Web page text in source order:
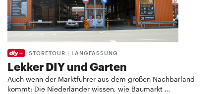
STORETOUR | LANGFASSUNG
Lekker DIY und Garten
Auch wenn der Marktführer aus dem großen Nachbarland
kommt: Die Niederländer wissen, wie Baumarkt …